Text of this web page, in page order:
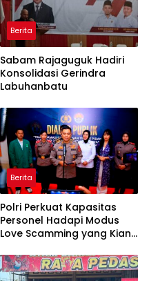
Berita
Sabam Rajaguguk Hadiri
Konsolidasi Gerindra
Labuhanbatu
Berita
Polri Perkuat Kapasitas
Personel Hadapi Modus
Love Scamming yang Kian